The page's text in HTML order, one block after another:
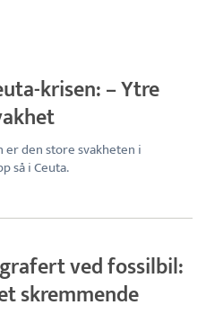
krisen: – Ytre
den store svakheten i
så i Ceuta.
ved fossilbil:
skremmende